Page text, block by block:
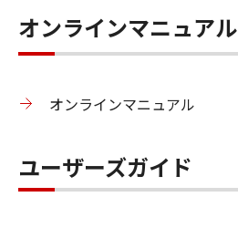
オンラインマニュアル
オンラインマニュアル
ユーザーズガイド